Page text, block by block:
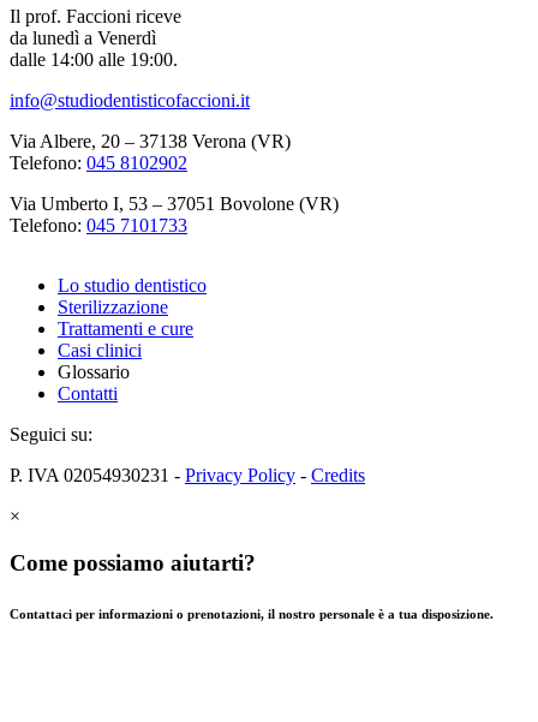
Il prof. Faccioni riceve
da lunedì a Venerdì
dalle 14:00 alle 19:00.
info@studiodentisticofaccioni.it
Via Albere, 20 – 37138 Verona (VR)
Telefono: 045 8102902
Via Umberto I, 53 – 37051 Bovolone (VR)
Telefono: 045 7101733
Lo studio dentistico
Sterilizzazione
Trattamenti e cure
Casi clinici
Glossario
Contatti
Seguici su:
P. IVA 02054930231 - Privacy Policy - Credits
×
Come possiamo aiutarti?
Contattaci per informazioni o prenotazioni, il nostro personale è a tua disposizione.